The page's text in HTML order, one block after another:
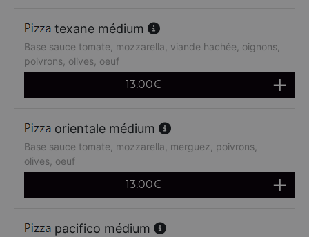
texane médium
Base sauce tomate, mozzarella, viande hachée, oignons,
poivrons, olives, oeuf
13.00€
orientale médium
Base sauce tomate, mozzarella, merguez, poivrons,
olives, oeuf
13.00€
pacifico médium